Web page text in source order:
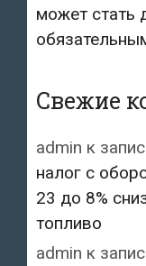
может стать
Свежие
admin к
налог с
23 до 8%
топливо
admin к